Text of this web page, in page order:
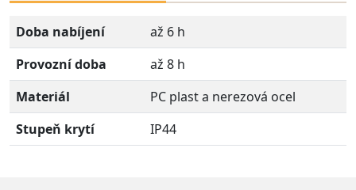
Doba nabíjení
až 6 h
Provozní doba
až 8 h
Materiál
PC plast a nerezová ocel
Stupeň krytí
IP44